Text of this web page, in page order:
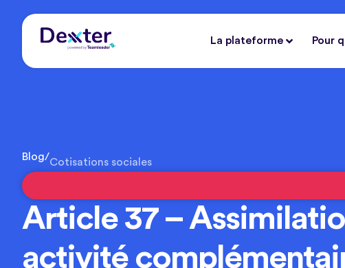
La plateforme Pour
Blog/Cotisations sociales
Article 37 –
activité